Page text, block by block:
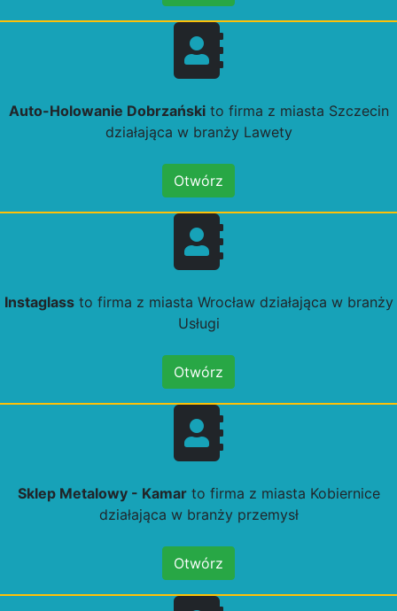
Auto-Holowanie Dobrzańskito firma z miasta Szczecin
działająca w branży Lawety
Otwórz
Instaglassto firma z miasta Wrocław działająca w branży
Usługi
Otwórz
Sklep Metalowy - Kamarto firma z miasta Kobiernice
działająca w branży przemysł
Otwórz